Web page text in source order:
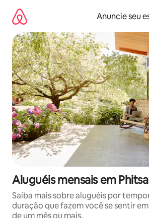
para
conteúdo
Anuncie seu
Aluguéis mensais em
Saiba mais sobre aluguéis por
duração que fazem você se sentir
de um mês ou mais.